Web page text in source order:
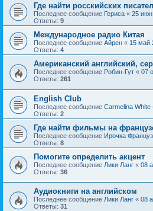
Где найти росскийских
Последнее сообщение Гериса « 25 июн
Ответы: 9
Международное радио Китая
Последнее сообщение Айрен « 15 май
Ответы: 4
Американский английский,
Последнее сообщение Робин-Гут « 07
Ответы: 261
English Club
Последнее сообщение Carmelina White
Ответы: 2
Где найти фильмы на
Последнее сообщение Ирочка
Ответы: 8
Помогите определить акцент
Последнее сообщение Лики Ланг « 08
Ответы: 36
Аудиокниги на английском
Последнее сообщение Лики Ланг « 08
Ответы: 31